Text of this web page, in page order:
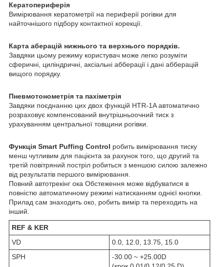
Кератопериферія
Вимірювання кератометрії на периферії рогівки для
найточнішого підбору контактної корекції.
Карта аберацій нижнього та верхнього порядків.
Завдяки цьому режиму користувач може легко розуміти
сферичні, циліндричні, аксіальні абберації і дані абберацій
вищого порядку.
Пневмотонометрія та пахіметрія
Завдяки поєднанню цих двох функцій HTR-1A автоматично
розраховує компенсований внутрішньоочний тиск з
урахуванням центральної товщини рогівки.
Функція Smart Puffing Control робить вимірювання тиску
менш чутливим для пацієнта за рахунок того, що другий та
третій повітряний постріл робиться з меншою силою залежно
від результатів першого вимірювання.
Повний автотрекінг ока Обстеження може відбуватися в
повністю автоматичному режимі натисканням однієї кнопки.
Прилад сам знаходить око, робить вимір та переходить на
інший.
REF & KER
VD
0.0, 12.0, 13.75, 15.0
SPH
-30.00 ~ +25.00D